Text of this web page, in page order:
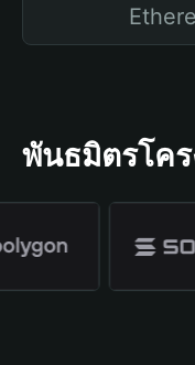
พันธมิตรโคร